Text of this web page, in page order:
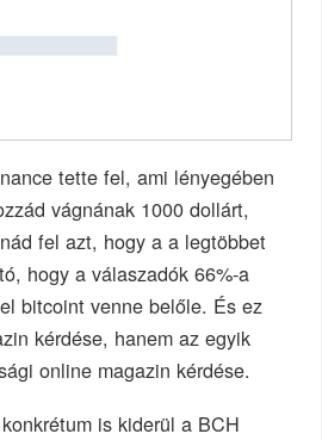
tette fel, ami lényegében
vágnának 1000 dollárt,
fel azt, hogy a a legtöbbet
hogy a válaszadók 66%-a
bitcoint venne belőle. És ez
kérdése, hanem az egyik
online magazin kérdése.
is kiderül a BCH